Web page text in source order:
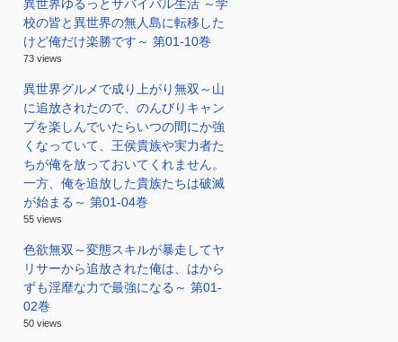
異世界ゆるっとサバイバル生活 ～学
校の皆と異世界の無人島に転移した
けど俺だけ楽勝です～ 第01-10巻
73 views
異世界グルメで成り上がり無双～山
に追放されたので、のんびりキャン
プを楽しんでいたらいつの間にか強
くなっていて、王侯貴族や実力者た
ちが俺を放っておいてくれません。
一方、俺を追放した貴族たちは破滅
が始まる～ 第01-04巻
55 views
色欲無双～変態スキルが暴走してヤ
リサーから追放された俺は、はから
ずも淫靡な力で最強になる～ 第01-
02巻
50 views